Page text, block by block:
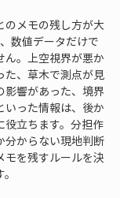
のメモの残し方が大
数値データだけで
ん。上空視界が悪か
た、草木で測点が見
影響があった、境界
いった情報は、後か
役立ちます。分担作
分からない現地判断
モを残すルールを決